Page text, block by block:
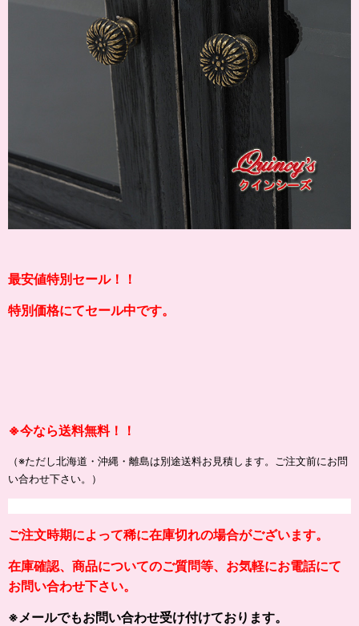
最安値特別セール！！
特別価格にてセール中です。
※今なら送料無料！！
（※ただし北海道・沖縄・離島は別途送料お見積します。ご注文前にお問
い合わせ下さい。）
ご注文時期によって稀に在庫切れの場合がございます。
在庫確認、商品についてのご質問等、お気軽にお電話にて
お問い合わせ下さい。
※メールでもお問い合わせ受け付けております。